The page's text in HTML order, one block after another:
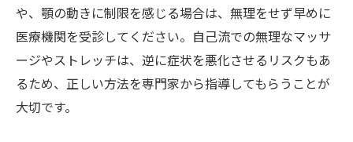
や、顎の動きに制限を感じる場合は、無理をせず早めに
医療機関を受診してください。自己流での無理なマッサ
ージやストレッチは、逆に症状を悪化させるリスクもあ
るため、正しい方法を専門家から指導してもらうことが
大切です。